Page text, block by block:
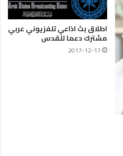
اطلاق بث اذاعي تلفزيوني عربي
مشترك دعما للقدس
2017-12-17